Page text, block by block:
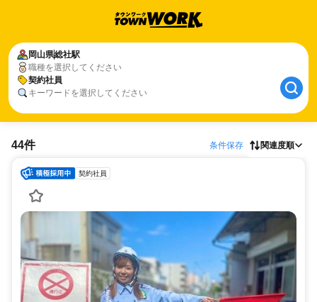
岡山県総社駅
職種を選択してください
契約社員
キーワードを選択してください
44件 条件保存 関連度順
契約社員